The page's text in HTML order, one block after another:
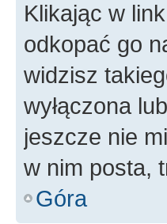
Klikając w
odkopać go
widzisz
wyłączona
jeszcze nie
w nim posta,
Góra